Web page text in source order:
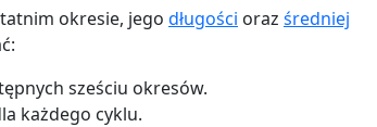
okresie, jego długości oraz średniej
sześciu okresów.
każdego cyklu.